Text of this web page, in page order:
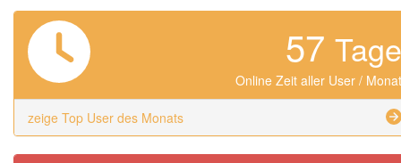
57 Tage
Online Zeit aller User / Monat
zeige Top User des Monats